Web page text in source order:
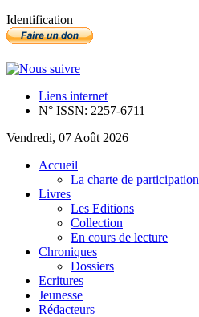
Identification
Liens internet
N° ISSN: 2257-6711
Vendredi, 07 Août 2026
Accueil
La charte de participation
Livres
Les Editions
Collection
En cours de lecture
Chroniques
Dossiers
Ecritures
Jeunesse
Rédacteurs